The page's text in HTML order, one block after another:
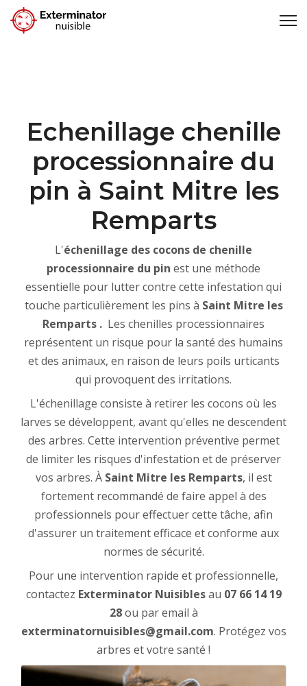
Echenillage chenille
processionnaire du
pin à Saint Mitre les
Remparts
L'échenillage des cocons de chenille
processionnaire du pin est une méthode
essentielle pour lutter contre cette infestation qui
touche particulièrement les pins à Saint Mitre les
Remparts . Les chenilles processionnaires
représentent un risque pour la santé des humains
et des animaux, en raison de leurs poils urticants
qui provoquent des irritations.
L'échenillage consiste à retirer les cocons où les
larves se développent, avant qu'elles ne descendent
des arbres. Cette intervention préventive permet
de limiter les risques d'infestation et de préserver
vos arbres. À Saint Mitre les Remparts, il est
fortement recommandé de faire appel à des
professionnels pour effectuer cette tâche, afin
d'assurer un traitement efficace et conforme aux
normes de sécurité.
Pour une intervention rapide et professionnelle,
contactez Exterminator Nuisiblesau 07 66 14 19
28ou par email à
exterminatornuisibles@gmail.com. Protégez vos
arbres et votre santé !